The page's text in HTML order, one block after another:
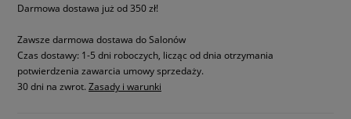
Darmowa dostawa już od 350 zł!
Zawsze darmowa dostawa do Salonów
Czas dostawy: 1-5 dni roboczych, licząc od dnia otrzymania
potwierdzenia zawarcia umowy sprzedaży.
30 dni na zwrot. Zasady i warunki